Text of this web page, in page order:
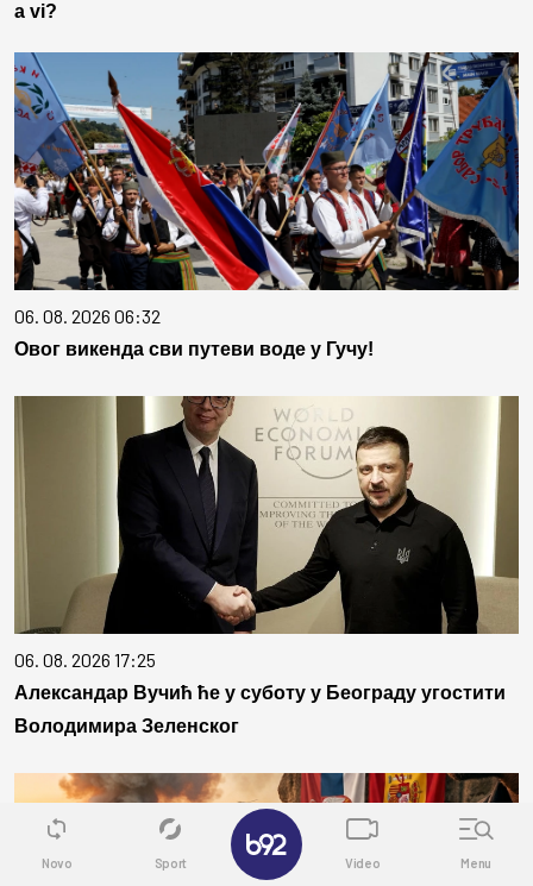
a vi?
06. 08. 2026 06:32
Овог викенда сви путеви воде у Гучу!
06. 08. 2026 17:25
Александар Вучић ће у суботу у Београду угостити
Володимира Зеленског
Novo Sport Video Menu
✕